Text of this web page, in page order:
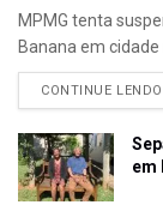
MPMG tenta
Banana em cidade
CONTINUE LENDO
em